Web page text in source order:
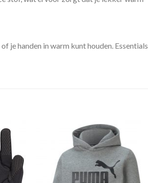
je handen in warm kunt houden. Essentials